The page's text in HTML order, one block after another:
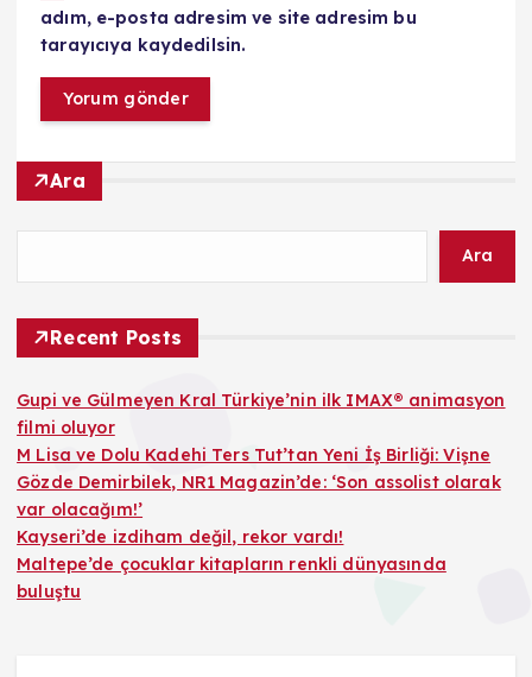
adım, e-posta adresim ve site adresim bu
tarayıcıya kaydedilsin.
Ara
Ara
Recent Posts
Gupi ve Gülmeyen Kral Türkiye’nin ilk IMAX® animasyon
filmi oluyor
M Lisa ve Dolu Kadehi Ters Tut’tan Yeni İş Birliği: Vişne
Gözde Demirbilek, NR1 Magazin’de: ‘Son assolist olarak
var olacağım!’
Kayseri’de izdiham değil, rekor vardı!
Maltepe’de çocuklar kitapların renkli dünyasında
buluştu